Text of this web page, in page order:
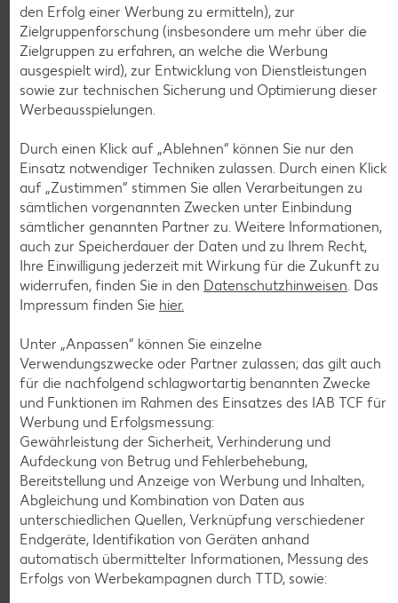
1.29
Diese Artikel findest du an unserer
Frischetheke
ROYAL ORANGE
Maasdam
je 100 g
0.69
Weitere Angebote anzeigen
Tiefkühlkost
Gültig vom 06.08. bis 12.08.
KNÜLLER
den Erfolg einer Werbung zu ermitteln), zur
Zielgruppenforschung (insbesondere um mehr über die
Zielgruppen zu erfahren, an welche die Werbung
ausgespielt wird), zur Entwicklung von Dienstleistungen
sowie zur technischen Sicherung und Optimierung dieser
Werbeausspielungen.
Durch einen Klick auf „Ablehnen“ können Sie nur den
Einsatz notwendiger Techniken zulassen. Durch einen Klick
auf „Zustimmen“ stimmen Sie allen Verarbeitungen zu
sämtlichen vorgenannten Zwecken unter Einbindung
sämtlicher genannten Partner zu. Weitere Informationen,
auch zur Speicherdauer der Daten und zu Ihrem Recht,
Ihre Einwilligung jederzeit mit Wirkung für die Zukunft zu
widerrufen, finden Sie in den Datenschutzhinweisen. Das
Impressum finden Sie hier.
Unter „Anpassen“ können Sie einzelne
Verwendungszwecke oder Partner zulassen; das gilt auch
für die nachfolgend schlagwortartig benannten Zwecke
und Funktionen im Rahmen des Einsatzes des IAB TCF für
Werbung und Erfolgsmessung:
Gewährleistung der Sicherheit, Verhinderung und
Aufdeckung von Betrug und Fehlerbehebung,
Bereitstellung und Anzeige von Werbung und Inhalten,
Abgleichung und Kombination von Daten aus
unterschiedlichen Quellen, Verknüpfung verschiedener
Endgeräte, Identifikation von Geräten anhand
automatisch übermittelter Informationen, Messung des
Erfolgs von Werbekampagnen durch TTD, sowie: